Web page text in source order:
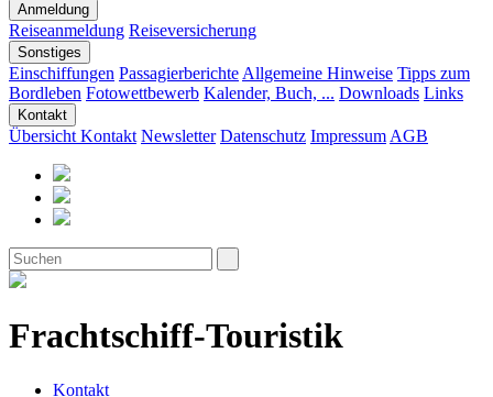
Anmeldung
Reiseanmeldung Reiseversicherung
Sonstiges
Einschiffungen Passagierberichte Allgemeine Hinweise Tipps zum
Bordleben Fotowettbewerb Kalender, Buch, ... Downloads Links
Kontakt
Übersicht Kontakt Newsletter Datenschutz Impressum AGB
Frachtschiff-Touristik
Kontakt